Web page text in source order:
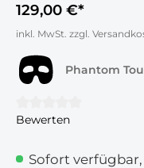
129,00 €*
inkl. MwSt. zzgl.
Phantom
Durchschnittliche
Bewerten
Sofort verfügbar,